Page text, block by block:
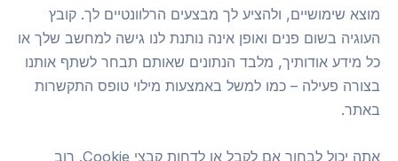
מוצא שימושיים, ולהציע לך מבצעים הרלוונטיים לך. קובץ
העוגיה בשום פנים ואופן אינה נותנת לנו גישה למחשב שלך או
כל מידע אודותיך, מלבד הנתונים שאותם תבחר לשתף אותנו
בצורה פעילה – כמו למשל באמצעות מילוי טופס התקשרות
באתר.
אתה יכול לבחור אם לקבל או לדחות קבצי Cookie. רוב